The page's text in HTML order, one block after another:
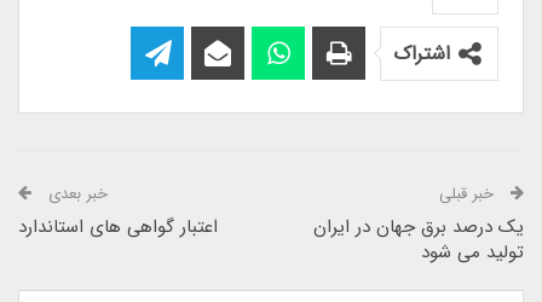
اشتراک
خبر قبلی
یک درصد برق جهان در ایران
تولید می شود
خبر بعدی
اعتبار گواهی های استاندارد